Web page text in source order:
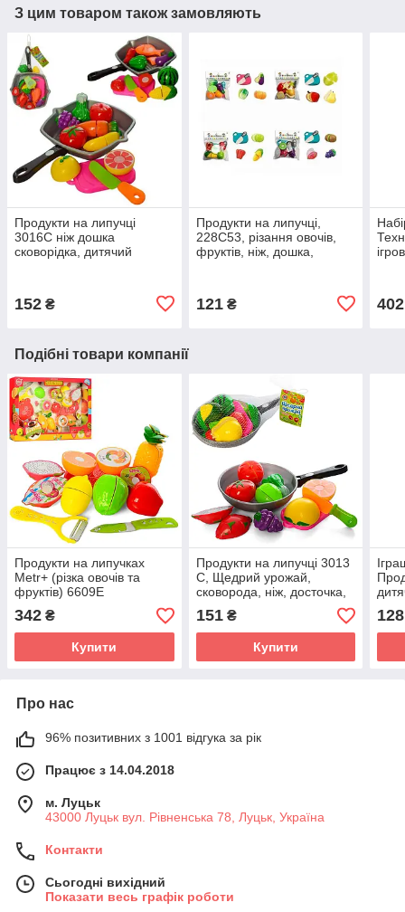
З цим товаром також замовляють
Продукти на липучці
3016C ніж дошка
сковорідка, дитячий
152 ₴
Продукти на липучці,
228C53, різання овочів,
фруктів, ніж, дошка,
121₴ 402
Подібні товари компанії
Продукти на липучках
Metr+ (різка овочів та
фруктів) 6609E
342 ₴
Купити
Продукти на липучці 3013
C, Щедрий урожай,
сковорода, ніж, досточка,
дитячий набір, іграшка,
кухня,
151₴
Купити
хот
128
Про нас
96% позитивних з 1001 відгука за рік
Працює з 14.04.2018
м. Луцьк
43000 Луцьк вул. Рівненська 78, Луцьк, Україна
Контакти
Сьогодні вихідний
Показати весь графік роботи